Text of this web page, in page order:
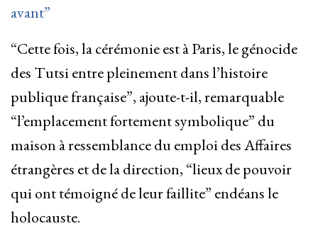
avant”
“Cette fois, la cérémonie est à Paris, le génocide
des Tutsi entre pleinement dans l’histoire
publique française”, ajoute-t-il, remarquable
“l’emplacement fortement symbolique” du
maison à ressemblance du emploi des Affaires
étrangères et de la direction, “lieux de pouvoir
qui ont témoigné de leur faillite” endéans le
holocauste.